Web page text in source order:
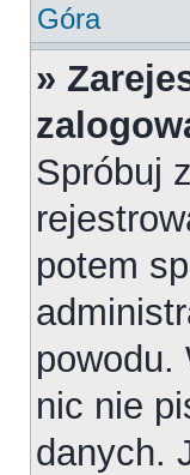
Góra
»
Spróbuj
potem
powodu.
nic nie
danych.